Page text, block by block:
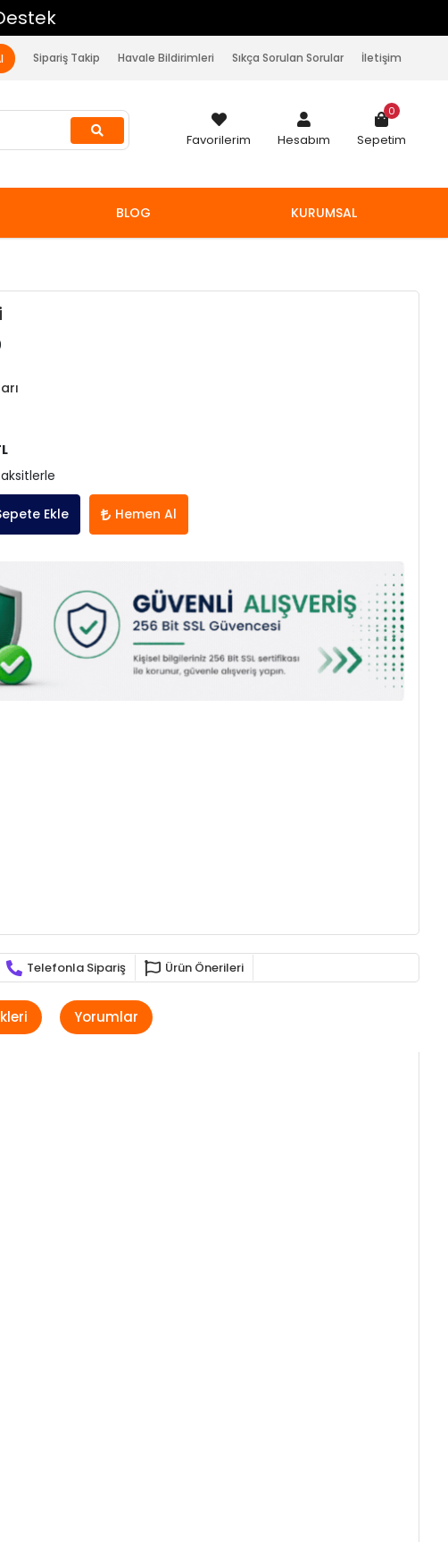
Sipariş Takip Havale Bildirimleri Sıkça Sorulan Sorular İletişim
Favorilerim Hesabım Sepetim
0
BLOG KURUMSAL
Ekle Hemen Al
Telefonla Sipariş Ürün Önerileri
Yorumlar